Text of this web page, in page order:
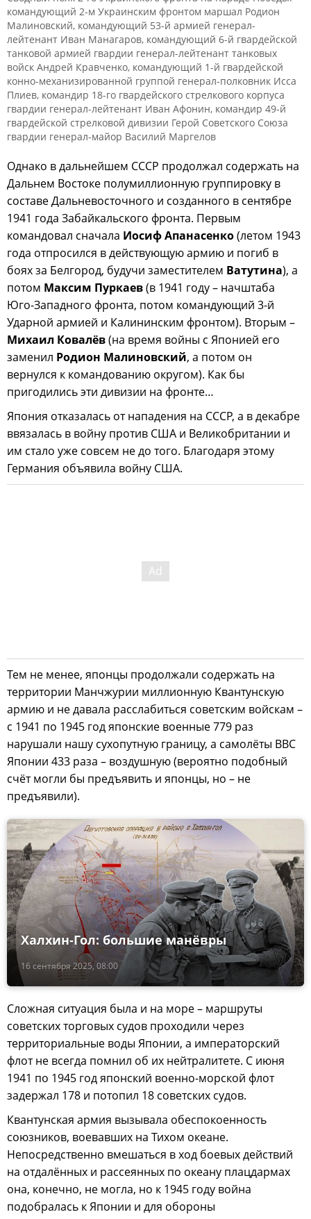
командующий 2-м Украинским фронтом маршал Родион
Малиновский, командующий 53-й армией генерал-
лейтенант Иван Манагаров, командующий 6-й гвардейской
танковой армией гвардии генерал-лейтенант танковых
войск Андрей Кравченко, командующий 1-й гвардейской
конно-механизированной группой генерал-полковник Исса
Плиев, командир 18-го гвардейского стрелкового корпуса
гвардии генерал-лейтенант Иван Афонин, командир 49-й
гвардейской стрелковой дивизии Герой Советского Союза
гвардии генерал-майор Василий Маргелов
Однако в дальнейшем СССР продолжал содержать на
Дальнем Востоке полумиллионную группировку в
составе Дальневосточного и созданного в сентябре
1941 года Забайкальского фронта. Первым
командовал сначала Иосиф Апанасенко(летом 1943
года отпросился в действующую армию и погиб в
боях за Белгород, будучи заместителем Ватутина), а
потом Максим Пуркаев(в 1941 году – начштаба
Юго-Западного фронта, потом командующий 3-й
Ударной армией и Калининским фронтом). Вторым –
Михаил Ковалёв(на время войны с Японией его
заменил Родион Малиновский, а потом он
вернулся к командованию округом). Как бы
пригодились эти дивизии на фронте…
Япония отказалась от нападения на СССР, а в декабре
ввязалась в войну против США и Великобритании и
им стало уже совсем не до того. Благодаря этому
Германия объявила войну США.
Тем не менее, японцы продолжали содержать на
территории Манчжурии миллионную Квантунскую
армию и не давала расслабиться советским войскам –
с 1941 по 1945 год японские военные 779 раз
нарушали нашу сухопутную границу, а самолёты ВВС
Японии 433 раза – воздушную (вероятно подобный
счёт могли бы предъявить и японцы, но – не
предъявили).
16 сентября 2025, 08:00
Халхин-Гол: большие манёвры
Сложная ситуация была и на море – маршруты
советских торговых судов проходили через
территориальные воды Японии, а императорский
флот не всегда помнил об их нейтралитете. С июня
1941 по 1945 год японский военно-морской флот
задержал 178 и потопил 18 советских судов.
Квантунская армия вызывала обеспокоенность
союзников, воевавших на Тихом океане.
Непосредственно вмешаться в ход боевых действий
на отдалённых и рассеянных по океану плацдармах
она, конечно, не могла, но к 1945 году война
подобралась к Японии и для обороны